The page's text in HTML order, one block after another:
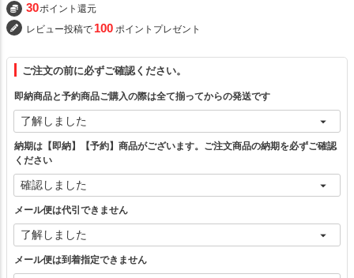
フリー（1）
ブラックベスト
グレーベスト
ブラウンベスト
30ポイント還元
レビュー投稿で 100 ポイントプレゼント
ご注文の前に必ずご確認ください。
即納商品と予約商品ご購入の際は全て揃ってからの発送です
納期は【即納】【予約】商品がございます。ご注文商品の納期を必ずご確認
ください
メール便は代引できません
メール便は到着指定できません